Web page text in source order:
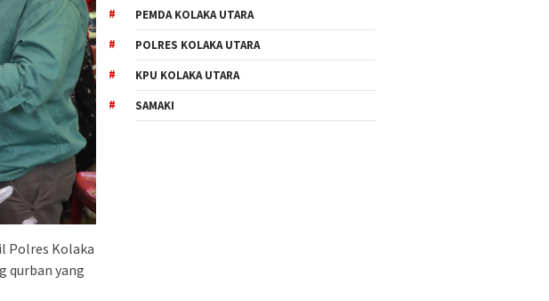
Polres Kolaka
qurban yang
PEMDA KOLAKA UTARA
POLRES KOLAKA UTARA
KPU KOLAKA UTARA
SAMAKI